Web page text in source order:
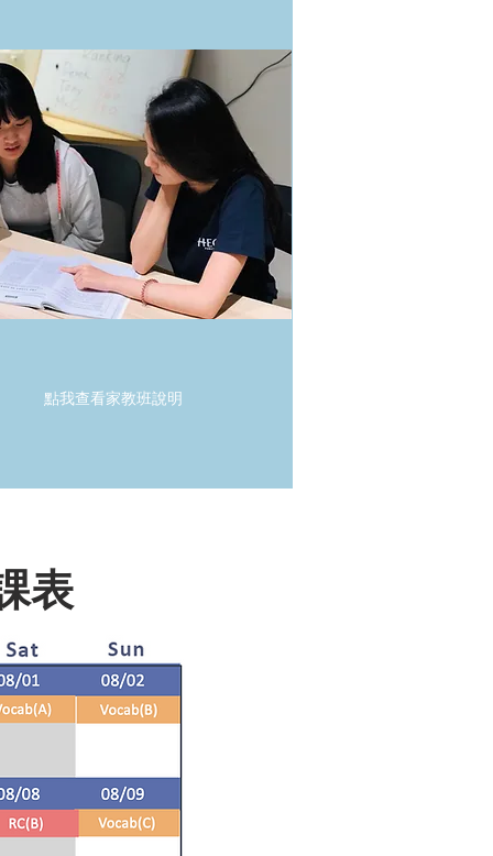
點我查看家教班說明
表